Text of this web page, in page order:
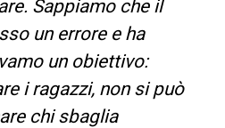
Sappiamo che il
un errore e ha
un obiettivo:
i ragazzi, non si può
chi sbaglia